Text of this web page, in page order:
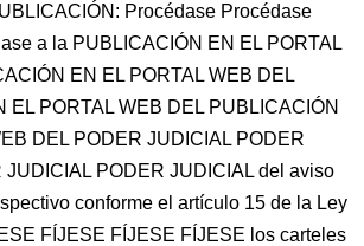
Procédase Procédase
a la PUBLICACIÓN EN EL PORTAL
EN EL PORTAL WEB DEL
EL PORTAL WEB DEL PUBLICACIÓN
DEL PODER JUDICIAL PODER
JUDICIAL PODER JUDICIAL del aviso
conforme el artículo 15 de la Ley
FÍJESE FÍJESE FÍJESE los carteles